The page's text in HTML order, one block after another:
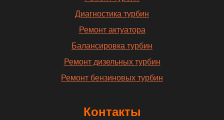
Диагностика турбин
Ремонт актуатора
Балансировка турбин
Ремонт дизельных турбин
Ремонт бензиновых турбин
Контакты